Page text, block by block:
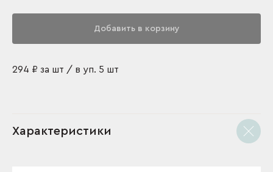
Добавить в корзину
294 ₽ за шт / в уп. 5 шт
Характеристики